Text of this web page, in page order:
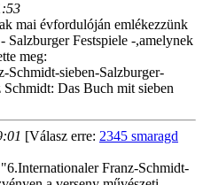
mai évfordulóján emlékezzünk
Salzburger Festspiele -,amelynek
meg:
Schmidt-sieben-Salzburger-
Das Buch mit sieben
[Válasz erre: 2345 smaragd
Franz-Schmidt-